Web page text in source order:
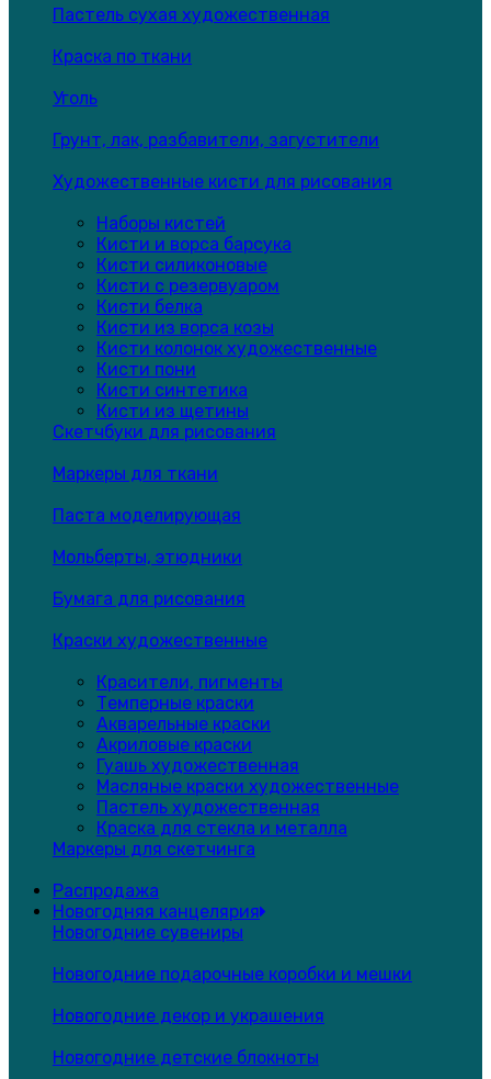
Пастель сухая художественная
Краска по ткани
Уголь
Грунт, лак, разбавители, загустители
Художественные кисти для рисования
Наборы кистей
Кисти и ворса барсука
Кисти силиконовые
Кисти с резервуаром
Кисти белка
Кисти из ворса козы
Кисти колонок художественные
Кисти пони
Кисти синтетика
Кисти из щетины
Скетчбуки для рисования
Маркеры для ткани
Паста моделирующая
Мольберты, этюдники
Бумага для рисования
Краски художественные
Красители, пигменты
Темперные краски
Акварельные краски
Акриловые краски
Гуашь художественная
Масляные краски художественные
Пастель художественная
Краска для стекла и металла
Маркеры для скетчинга
Распродажа
Новогодняя канцелярия
Новогодние сувениры
Новогодние подарочные коробки и мешки
Новогодние декор и украшения
Новогодние детские блокноты